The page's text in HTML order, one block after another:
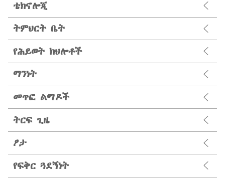
ቴክኖሎጂ
ትምህርት ቤት
የሕይወት ክህሎቶች
ማንነት
መጥፎ ልማዶች
ትርፍ ጊዜ
ፆታ
የፍቅር ጓደኝነት